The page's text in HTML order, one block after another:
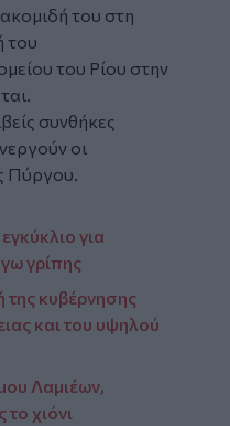
του στη
του
του Ρίου στην
συνθήκες
οι
Πύργου.
για
γρίπης
της κυβέρνησης
και του υψηλού
Λαμιέων,
χιόνι